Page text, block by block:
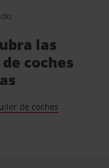
las
coches
de coches